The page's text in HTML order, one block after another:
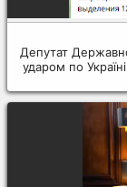
Депутат
ударом по